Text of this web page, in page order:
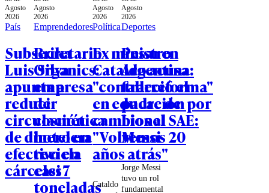
Agosto
2026
País
Subsecretario
Luis Silva
apunta a
reducir
circulación
de dinero en
efectivo en
cárceles
Agosto
2026
Emprendedores
Brika
Organics:
empresa
de
cosmética
hotelera
recicla
casi 7
toneladas
Agosto
2026
Política
Ex ministro
Cataldo acusa
"contrarreforma"
en educación por
cambios al SAE:
"Volvemos 20
años atrás"
Cataldo
Agosto
2026
Deportes
Pesar en
Argentina:
falleció el
padre de
Lionel
Messi
Jorge Messi
tuvo un rol
fundamental